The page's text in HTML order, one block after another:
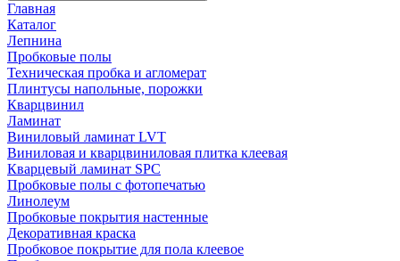
Главная
Каталог
Лепнина
Пробковые полы
Техническая пробка и агломерат
Плинтусы напольные, порожки
Кварцвинил
Ламинат
Виниловый ламинат LVT
Виниловая и кварцвиниловая плитка клеевая
Кварцевый ламинат SPC
Пробковые полы с фотопечатью
Линолеум
Пробковые покрытия настенные
Декоративная краска
Пробковое покрытие для пола клеевое